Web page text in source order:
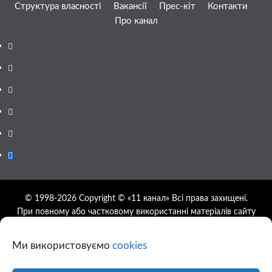
Ми використовуємо cookies
Структура власності
Вакансії Прес-кіт
Контакти
Про канал
Facebook
YouTube
Telegram
Instagram
Twitter
Google
© 1998-2026 Copyright © «11 канал» Всі права захищені.
При повному або частковому використанні матеріалів сайту